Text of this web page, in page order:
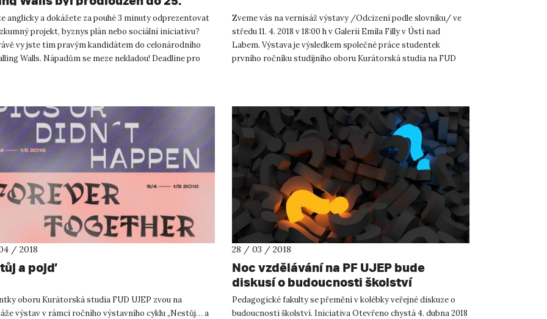
2018
anglicky a dokážete za pouhé 3 minuty odprezentovat
projekt, byznys plán nebo sociální iniciativu?
vy jste tím pravým kandidátem do celonárodního
Walls. Nápadům se meze nekladou! Deadline pro
Zveme vás na vernisáž výstavy /Odcizení podle slovníku/ ve
středu 11. 4. 2018 v 18:00 h v Galerii Emila Filly v Ústí nad
Labem. Výstava je výsledkem společné práce studentek
prvního ročníku studijního oboru Kurátorská studia na FUD
/ 2018
a pojď
oboru Kurátorská studia FUD UJEP zvou na
výstav v rámci ročního výstavního cyklu „Nestůj… a
28 / 03 / 2018
Noc vzdělávání na PF UJEP bude
diskusí o budoucnosti školství
Pedagogické fakulty se přemění v kolébky veřejné diskuze o
budoucnosti školství. Iniciativa Otevřeno chystá 4. dubna 2018